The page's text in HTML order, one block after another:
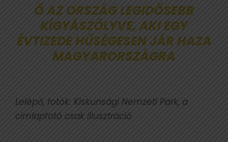
Ő AZ ORSZÁG LEGIDŐSEBB
KÍGYÁSZÖLYVE, AKI EGY
ÉVTIZEDE HŰSÉGESEN JÁR HAZA
MAGYARORSZÁGRA
Lelépő, fotók: Kiskunsági Nemzeti Park, a
címlapfotó csak illusztráció